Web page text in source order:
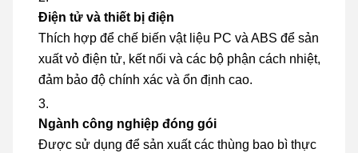
Điện tử và thiết bị điện
Thích hợp để chế biến vật liệu PC và ABS để sản
xuất vỏ điện tử, kết nối và các bộ phận cách nhiệt,
đảm bảo độ chính xác và ổn định cao.
Ngành công nghiệp đóng gói
Được sử dụng để sản xuất các thùng bao bì thực